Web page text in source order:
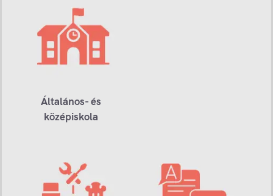
Általános- és
középiskola